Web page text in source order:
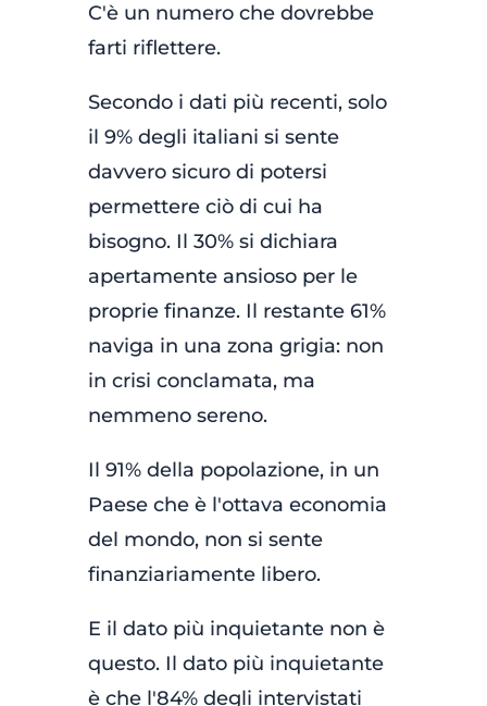
C'è un numero che dovrebbe
farti riflettere.
Secondo i dati più recenti, solo
il 9% degli italiani si sente
davvero sicuro di potersi
permettere ciò di cui ha
bisogno. Il 30% si dichiara
apertamente ansioso per le
proprie finanze. Il restante 61%
naviga in una zona grigia: non
in crisi conclamata, ma
nemmeno sereno.
Il 91% della popolazione, in un
Paese che è l'ottava economia
del mondo, non si sente
finanziariamente libero.
E il dato più inquietante non è
questo. Il dato più inquietante
è che l'84% degli intervistati